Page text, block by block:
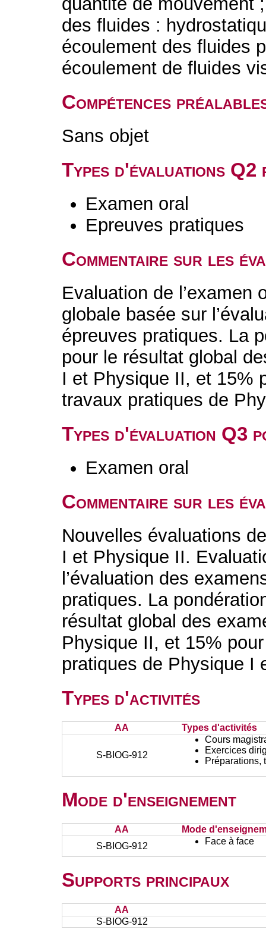
des fluides :
écoulement des fluides
écoulement de fluides
Compétences
Sans objet
Types d'évaluations
Examen oral
Epreuves pratiques
Commentaire sur les
Evaluation de l’examen
globale basée sur
épreuves pratiques. La
pour le résultat global
I et Physique II, et 15%
travaux pratiques de
Types d'évaluation Q3
Examen oral
Commentaire sur les
Nouvelles évaluations
I et Physique II.
l’évaluation des
pratiques. La
résultat global des
Physique II, et 15%
pratiques de Physique I
Types d'activités
AA Types d'activités
S-BIOG-912
Cours
Exercices
Préparations,
Mode d'enseignement
AA
Mode
S-BIOG-912
Face à face
Supports principaux
AA
S-BIOG-912